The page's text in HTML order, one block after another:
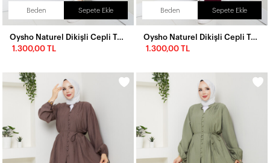
Beden Sepete Ekle
Oysho Naturel Dikişli Cepli Takım Lacivert
1.300,00 TL
Beden Sepete Ekle
Oysho Naturel Dikişli Cepli Takım Bordo
1.300,00 TL